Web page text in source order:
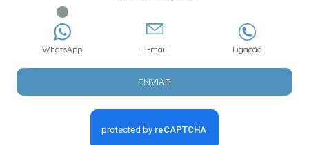
WhatsApp E-mail Ligação
ENVIAR